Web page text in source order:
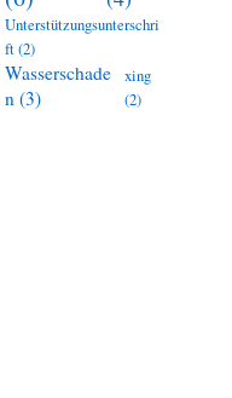
Unterstützungsunterschri
ft(2)
Wasserschade
n (3)
xing
(2)